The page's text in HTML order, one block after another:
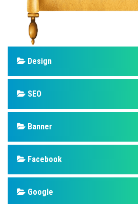
Design
SEO
Banner
Facebook
Google